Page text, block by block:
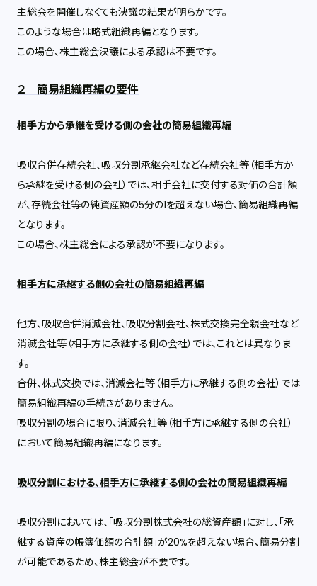
主総会を開催しなくても決議の結果が明らかです。
このような場合は略式組織再編となります。
この場合、株主総会決議による承認は不要です。
２ 簡易組織再編の要件
相手方から承継を受ける側の会社の簡易組織再編
吸収合併存続会社、吸収分割承継会社など存続会社等（相手方か
ら承継を受ける側の会社）では、相手会社に交付する対価の合計額
が、存続会社等の純資産額の5分の1を超えない場合、簡易組織再編
となります。
この場合、株主総会による承認が不要になります。
相手方に承継する側の会社の簡易組織再編
他方、吸収合併消滅会社、吸収分割会社、株式交換完全親会社など
消滅会社等（相手方に承継する側の会社）では、これとは異なりま
す。
合併、株式交換では、消滅会社等（相手方に承継する側の会社）では
簡易組織再編の手続きがありません。
吸収分割の場合に限り、消滅会社等（相手方に承継する側の会社）
において簡易組織再編になります。
吸収分割における、相手方に承継する側の会社の簡易組織再編
吸収分割においては、「吸収分割株式会社の総資産額」に対し、「承
継する資産の帳簿価額の合計額」が20%を超えない場合、簡易分割
が可能であるため、株主総会が不要です。